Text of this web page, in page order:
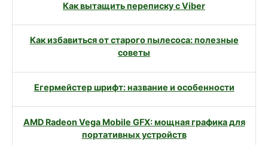
Как вытащить переписку с Viber
Как избавиться от старого пылесоса: полезные
советы
Егермейстер шрифт: название и особенности
AMD Radeon Vega Mobile GFX: мощная графика для
портативных устройств